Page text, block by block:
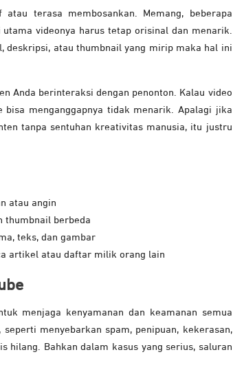
terasa membosankan. Memang, beberapa
videonya harus tetap orisinal dan menarik.
deskripsi, atau thumbnail yang mirip maka hal ini
Anda berinteraksi dengan penonton. Kalau video
menganggapnya tidak menarik. Apalagi jika
tanpa sentuhan kreativitas manusia, itu justru
atau angin
thumbnail berbeda
teks, dan gambar
artikel atau daftar milik orang lain
menjaga kenyamanan dan keamanan semua
menyebarkan spam, penipuan, kekerasan,
hilang. Bahkan dalam kasus yang serius, saluran